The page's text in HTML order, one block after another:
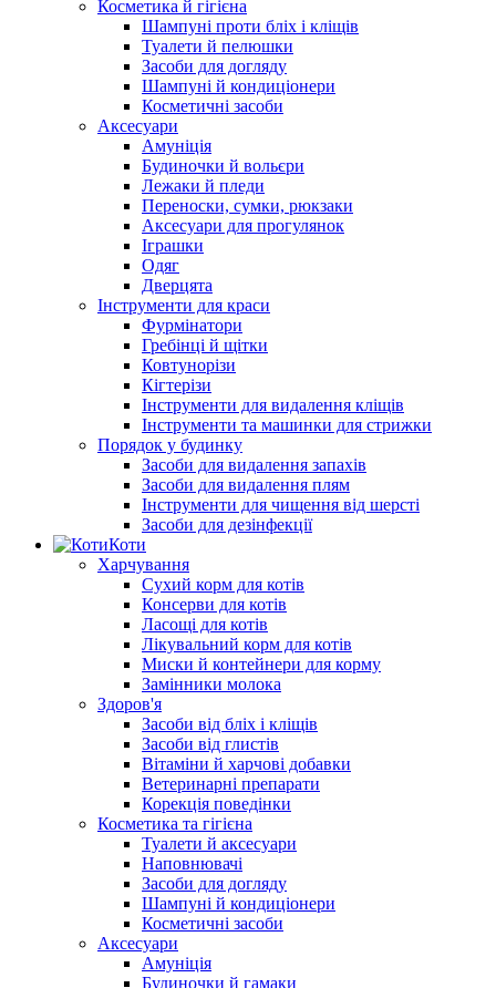
Косметика й гігієна
Шампуні проти бліх і кліщів
Туалети й пелюшки
Засоби для догляду
Шампуні й кондиціонери
Косметичні засоби
Аксесуари
Амуніція
Будиночки й вольєри
Лежаки й пледи
Переноски, сумки, рюкзаки
Аксесуари для прогулянок
Іграшки
Одяг
Дверцята
Інструменти для краси
Фурмінатори
Гребінці й щітки
Ковтунорізи
Кігтерізи
Інструменти для видалення кліщів
Інструменти та машинки для стрижки
Порядок у будинку
Засоби для видалення запахів
Засоби для видалення плям
Інструменти для чищення від шерсті
Засоби для дезінфекції
Коти
Харчування
Сухий корм для котів
Консерви для котів
Ласощі для котів
Лікувальний корм для котів
Миски й контейнери для корму
Замінники молока
Здоров'я
Засоби від бліх і кліщів
Засоби від глистів
Вітаміни й харчові добавки
Ветеринарні препарати
Корекція поведінки
Косметика та гігієна
Туалети й аксесуари
Наповнювачі
Засоби для догляду
Шампуні й кондиціонери
Косметичні засоби
Аксесуари
Амуніція
Будиночки й гамаки